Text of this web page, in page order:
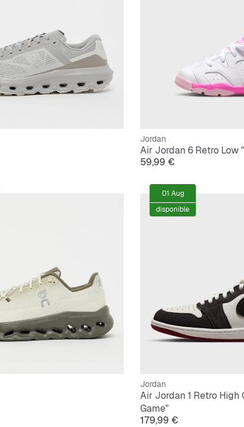
Jordan
Air Jordan 6 Retro Low
59,99 €
Jordan
Air Jordan 1 Retro High
Game"
179,99 €
01 Aug
disponible